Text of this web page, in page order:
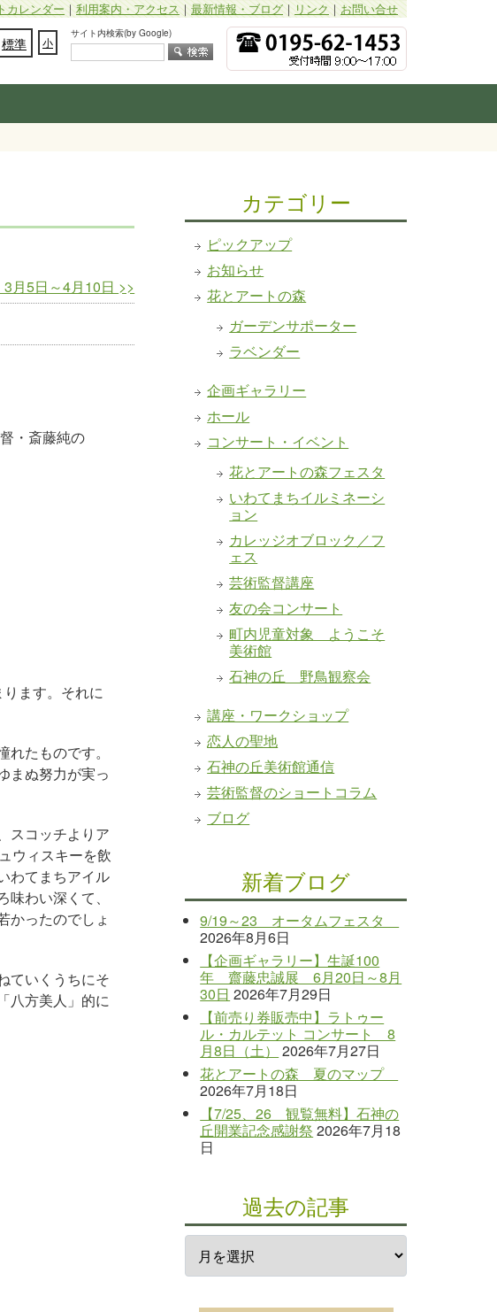
カレンダー｜利用案内・アクセス｜最新情報・ブログ｜リンク｜お問い合せ
サイト内検索(by Google)
標準 小
月5日～4月10日 >>
・斎藤純の
ます。それに
たものです。
まぬ努力が実っ
スコッチよりア
ウィスキーを飲
わてまちアイル
わい深くて、
かったのでしょ
ていくうちにそ
八方美人」的に
カテゴリー
ピックアップ
お知らせ
花とアートの森
ガーデンサポーター
ラベンダー
企画ギャラリー
ホール
コンサート・イベント
花とアートの森フェスタ
いわてまちイルミネーシ
ョン
カレッジオブロック／フ
ェス
芸術監督講座
友の会コンサート
町内児童対象 ようこそ
美術館
石神の丘 野鳥観察会
講座・ワークショップ
恋人の聖地
石神の丘美術館通信
芸術監督のショートコラム
ブログ
新着ブログ
9/19～23 オータムフェスタ
2026年8月6日
【企画ギャラリー】生誕100
年 齋藤忠誠展 6月20日～8月
30日 2026年7月29日
【前売り券販売中】ラトゥー
ル・カルテット コンサート 8
月8日（土）
2026年7月27日
花とアートの森 夏のマップ
2026年7月18日
【7/25、26 観覧無料】石神の
丘開業記念感謝祭 2026年7月18
日
過去の記事